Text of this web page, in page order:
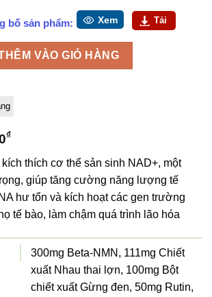
₫
thích cơ thể sản sinh NAD+, một
giúp tăng cường năng lượng tế
hư tổn và kích hoạt các gen trường
tế bào, làm chậm quá trình lão hóa
bố sản phẩm: Xem Tải
300mg Beta-NMN, 111mg Chiết
xuất Nhau thai lợn, 100mg Bột
chiết xuất Gừng đen, 50mg Rutin,
lượng
VÀO GIỎ HÀNG